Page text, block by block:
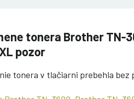
tonera Brother TN-
pozor
tonera v tlačiarni prebehla